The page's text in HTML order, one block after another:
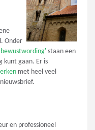
Onder
staan een
kunt gaan. Er is
met heel veel
en professioneel